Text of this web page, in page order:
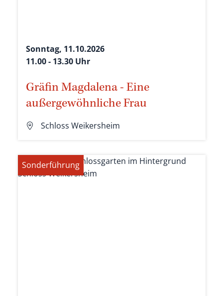
Sonntag, 11.10.2026
11.00 - 13.30 Uhr
Gräfin Magdalena - Eine
außergewöhnliche Frau
Schloss Weikersheim
Sonderführung